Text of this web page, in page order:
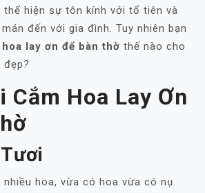
thể hiện sự tôn kính với tổ tiên và
đến với gia đình. Tuy nhiên bạn
lay ơn để bàn thờ thế nào cho
đẹp?
Cắm Hoa Lay Ơn
hoa, vừa có hoa vừa có nụ.